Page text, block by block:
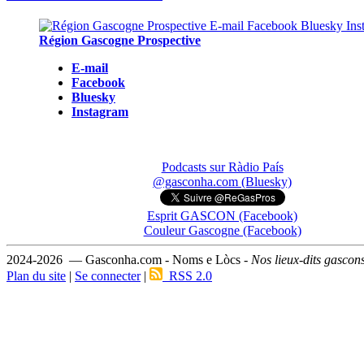
Région Gascogne Prospective
E-mail
Facebook
Bluesky
Instagram
Podcasts sur Ràdio País
@gasconha.com (Bluesky)
Esprit GASCON (Facebook)
Couleur Gascogne (Facebook)
2024-2026 — Gasconha.com - Noms e Lòcs - Nos lieux-dits
Plan du site | Se connecter| RSS 2.0